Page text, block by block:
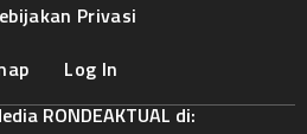
Privasi
Log In
RONDEAKTUAL di: